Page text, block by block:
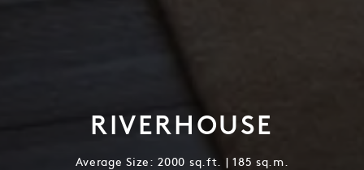
RIVERHOUSE
Average Size: 2000 sq.ft. | 185 sq.m.